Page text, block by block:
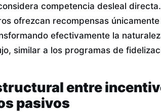
competencia desleal
ofrezcan recompensas únicamente
efectivamente la
similar a los programas de
entre
pasivos